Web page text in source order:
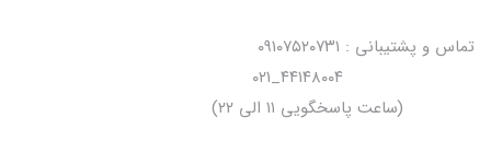
تماس و پشتیبانی : ۰۹۱۰۷۵۲۰۷۳۱
(ساعت پاسخگویی ۱۱ الی ۲۲)